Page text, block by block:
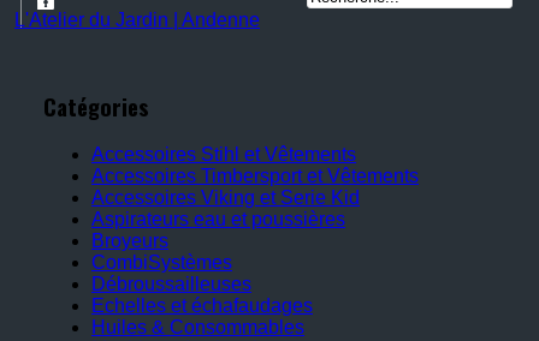
L'Atelier du Jardin | Andenne
Catégories
Accessoires Stihl et Vêtements
Accessoires Timbersport et Vêtements
Accessoires Viking et Serie Kid
Aspirateurs eau et poussières
Broyeurs
CombiSystèmes
Débroussailleuses
Echelles et échafaudages
Huiles & Consommables